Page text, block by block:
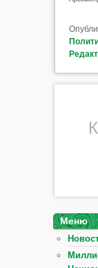
Меню